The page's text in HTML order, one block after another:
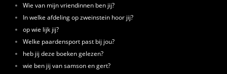
Wie van mijn vriendinnen ben jij?
In welke afdeling op zweinstein hoor jij?
op wie lijk jij?
Welke paardensport past bij jou?
heb jij deze boeken gelezen?
wie ben jij van samson en gert?